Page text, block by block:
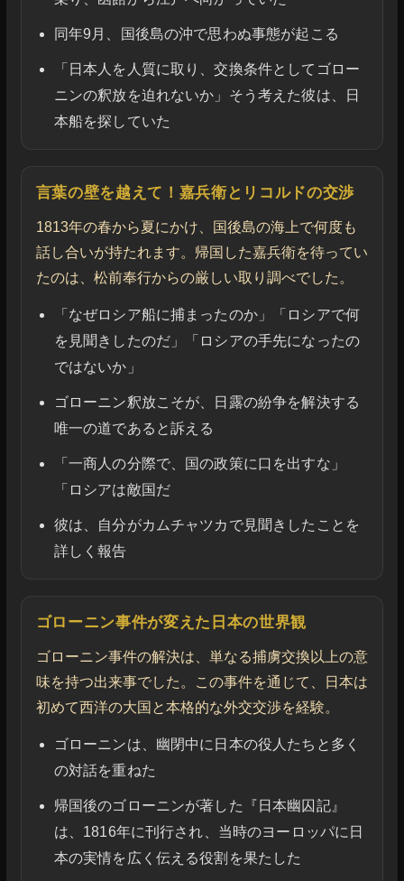
同年9月、国後島の沖で思わぬ事態が起こる
「日本人を人質に取り、交換条件としてゴロー
ニンの釈放を迫れないか」そう考えた彼は、日
本船を探していた
言葉の壁を越えて！嘉兵衛とリコルドの交渉
1813年の春から夏にかけ、国後島の海上で何度も
話し合いが持たれます。帰国した嘉兵衛を待ってい
たのは、松前奉行からの厳しい取り調べでした。
「なぜロシア船に捕まったのか」「ロシアで何
を見聞きしたのだ」「ロシアの手先になったの
ではないか」
ゴローニン釈放こそが、日露の紛争を解決する
唯一の道であると訴える
「一商人の分際で、国の政策に口を出すな」
「ロシアは敵国だ
彼は、自分がカムチャツカで見聞きしたことを
詳しく報告
ゴローニン事件が変えた日本の世界観
ゴローニン事件の解決は、単なる捕虜交換以上の意
味を持つ出来事でした。この事件を通じて、日本は
初めて西洋の大国と本格的な外交交渉を経験。
ゴローニンは、幽閉中に日本の役人たちと多く
の対話を重ねた
帰国後のゴローニンが著した『日本幽囚記』
は、1816年に刊行され、当時のヨーロッパに日
本の実情を広く伝える役割を果たした